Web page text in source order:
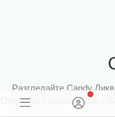
Разгледайте Candy
Открийте Разпродажби и